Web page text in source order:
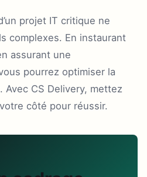
projet IT critique ne
complexes. En instaurant
assurant une
pourrez optimiser la
CS Delivery, mettez
côté pour réussir.